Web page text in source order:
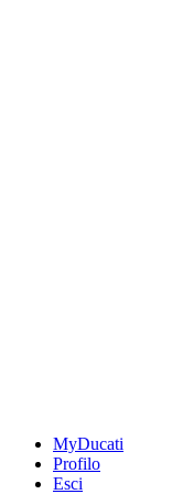
MyDucati
Profilo
Esci